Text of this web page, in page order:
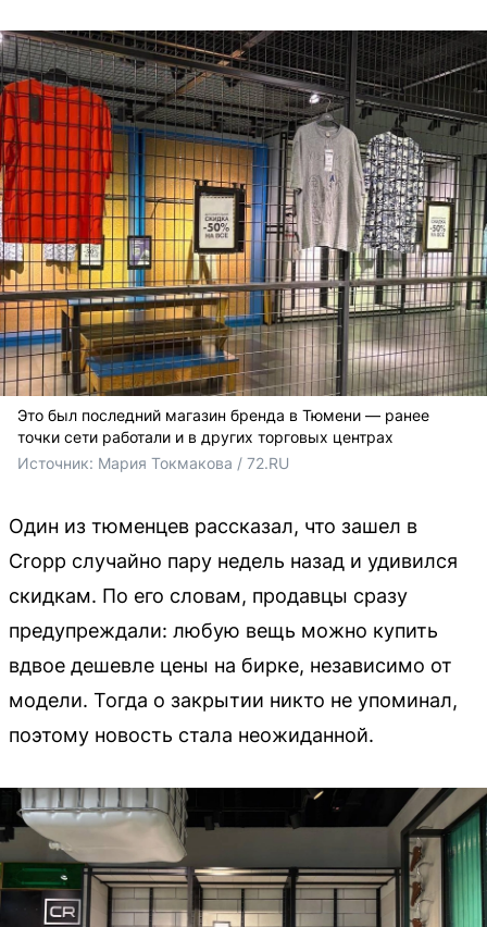
Это был последний магазин бренда в Тюмени — ранее
точки сети работали и в других торговых центрах
Источник: Мария Токмакова / 72.RU
Один из тюменцев рассказал, что зашел в
Cropp случайно пару недель назад и удивился
скидкам. По его словам, продавцы сразу
предупреждали: любую вещь можно купить
вдвое дешевле цены на бирке, независимо от
модели. Тогда о закрытии никто не упоминал,
поэтому новость стала неожиданной.